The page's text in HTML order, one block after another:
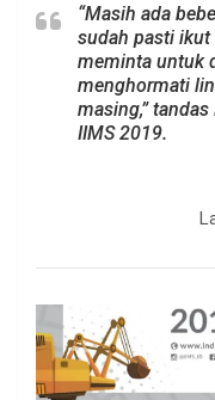
“Masih ada
sudah pasti ikut
meminta untuk
menghormati
masing,”
IIMS 2019.